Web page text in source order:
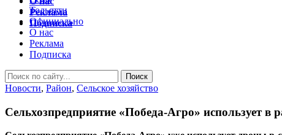
Тольятти
Официально
О нас
Реклама
Подписка
Новости, Район, Сельское хозяйство
Сельхозпредприятие «Победа-Агро» использует в
Реклама
Подписка